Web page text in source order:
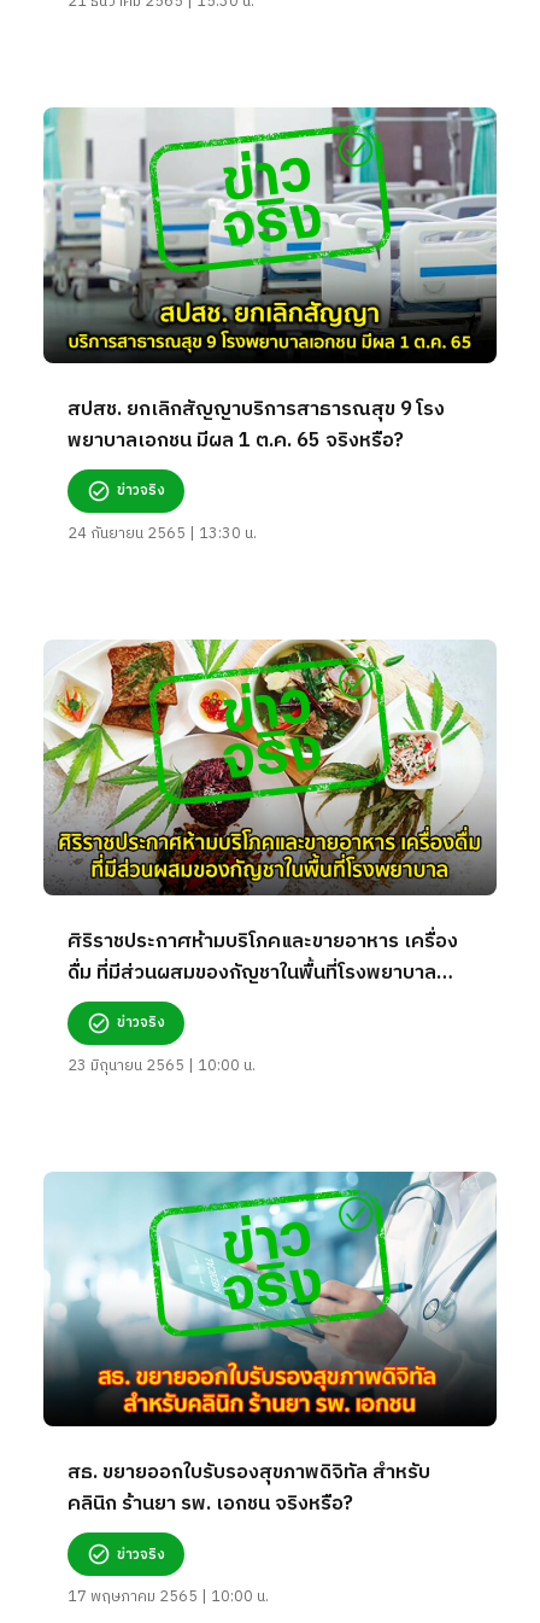
สปสช. ยกเลิกสัญญาบริการสาธารณสุข 9 โรง
พยาบาลเอกชน มีผล 1 ต.ค. 65 จริงหรือ?
ข่าวจริง
24 กันยายน 2565 | 13:30 น.
ศิริราชประกาศห้ามบริโภคและขายอาหาร เครื่อง
ดื่ม ที่มีส่วนผสมของกัญชาในพื้นที่โรงพยาบาล
จริงหรือ?
ข่าวจริง
23 มิถุนายน 2565 | 10:00 น.
สธ. ขยายออกใบรับรองสุขภาพดิจิทัล สำหรับ
คลินิก ร้านยา รพ. เอกชน จริงหรือ?
ข่าวจริง
17 พฤษภาคม 2565 | 10:00 น.